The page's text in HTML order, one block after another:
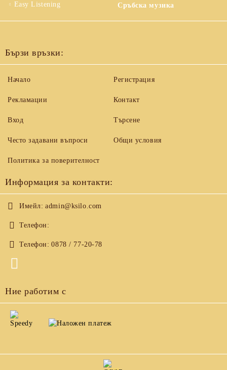
Easy Listening Сръбска музика
Бързи връзки:
Начало
Рекламации
Вход
Често задавани въпроси
Регистрация
Контакт
Търсене
Общи условия
Политика за поверителност
Информация за контакти:
Имейл: admin@ksilo.com
Телефон:
Телефон: 0878 / 77-20-78
Ние работим с